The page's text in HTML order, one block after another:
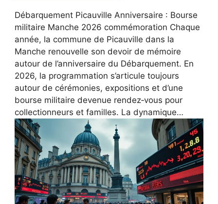
Débarquement Picauville Anniversaire : Bourse
militaire Manche 2026 commémoration Chaque
année, la commune de Picauville dans la
Manche renouvelle son devoir de mémoire
autour de l’anniversaire du Débarquement. En
2026, la programmation s’articule toujours
autour de cérémonies, expositions et d’une
bourse militaire devenue rendez‑vous pour
collectionneurs et familles. La dynamique…